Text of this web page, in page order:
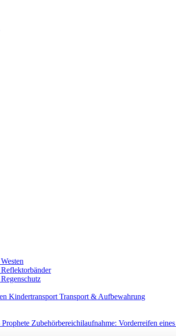
Westen
Reflektorbänder
Regenschutz
Transport & Aufbewahrung